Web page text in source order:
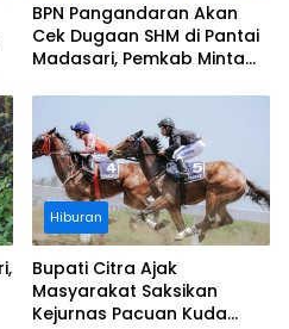
BPN Pangandaran Akan
Cek Dugaan SHM di Pantai
Madasari, Pemkab Minta
Hiburan
Bupati Citra Ajak
Masyarakat Saksikan
Kejurnas Pacuan Kuda